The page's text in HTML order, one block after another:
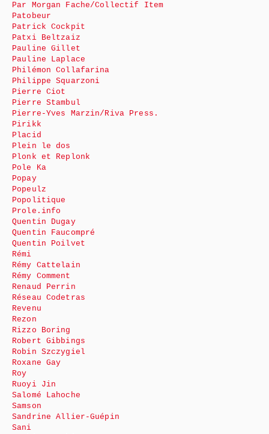
Par Morgan Fache/Collectif Item
Patobeur
Patrick Cockpit
Patxi Beltzaiz
Pauline Gillet
Pauline Laplace
Philémon Collafarina
Philippe Squarzoni
Pierre Ciot
Pierre Stambul
Pierre-Yves Marzin/Riva Press.
Pirikk
Placid
Plein le dos
Plonk et Replonk
Pole Ka
Popay
Popeulz
Popolitique
Prole.info
Quentin Dugay
Quentin Faucompré
Quentin Poilvet
Rémi
Rémy Cattelain
Rémy Comment
Renaud Perrin
Réseau Codetras
Revenu
Rezon
Rizzo Boring
Robert Gibbings
Robin Szczygiel
Roxane Gay
Roy
Ruoyi Jin
Salomé Lahoche
Samson
Sandrine Allier-Guépin
Sani